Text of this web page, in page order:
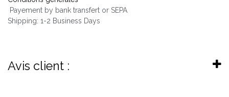
Payement by bank transfert or SEPA
Shipping: 1-2 Business Days
Avis client :